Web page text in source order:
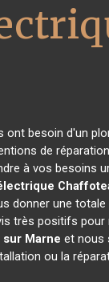
ont besoin d'un
de
à vos besoins
donner une
très positifs
Marne et nous
ou la